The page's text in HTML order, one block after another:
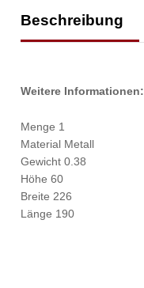
Beschreibung
Weitere Informationen:
Menge 1
Material Metall
Gewicht 0.38
Höhe 60
Breite 226
Länge 190